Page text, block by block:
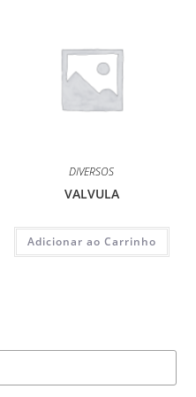
DIVERSOS
VALVULA
Adicionar ao Carrinho